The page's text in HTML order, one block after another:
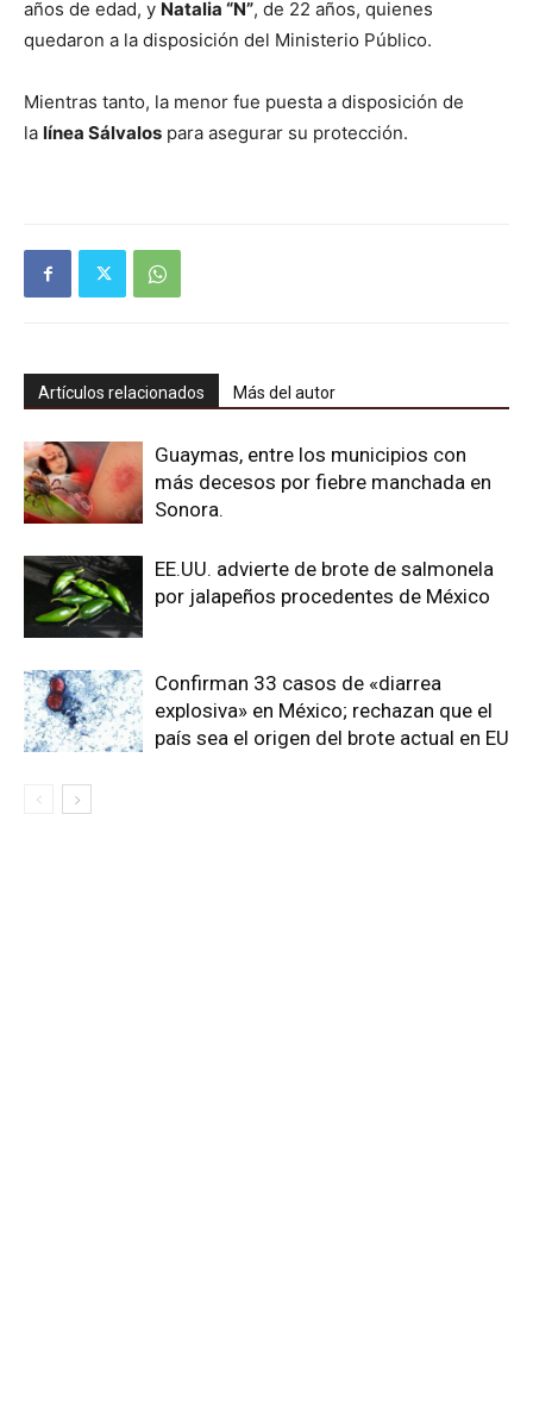
años de edad, y Natalia “N”, de 22 años, quienes
quedaron a la disposición del Ministerio Público.
Mientras tanto, la menor fue puesta a disposición de
la línea Sálvalos para asegurar su protección.
Artículos relacionados Más del autor
Guaymas, entre los municipios con
más decesos por fiebre manchada en
Sonora.
EE.UU. advierte de brote de salmonela
por jalapeños procedentes de México
Confirman 33 casos de «diarrea
explosiva» en México; rechazan que el
país sea el origen del brote actual en EU